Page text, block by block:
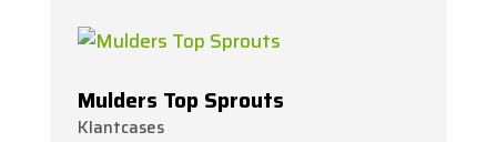
Mulders Top Sprouts
Klantcases